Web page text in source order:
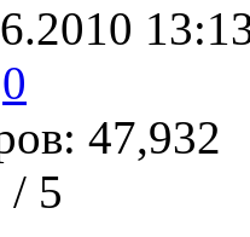
0
47,932
/ 5